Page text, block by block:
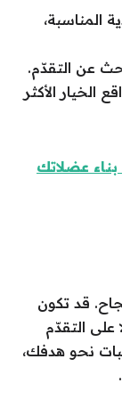
المناسبة،
عن التقدّم.
الخيار الأكثر
عضلاتك
قد تكون
على التقدّم
نحو هدفك،